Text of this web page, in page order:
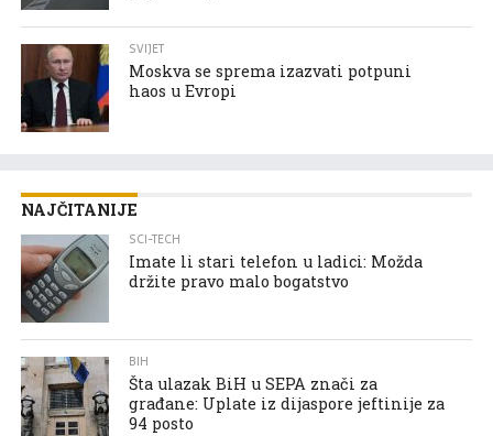
SVIJET
Moskva se sprema izazvati potpuni
haos u Evropi
NAJČITANIJE
SCI-TECH
Imate li stari telefon u ladici: Možda
držite pravo malo bogatstvo
BIH
Šta ulazak BiH u SEPA znači za
građane: Uplate iz dijaspore jeftinije za
94 posto